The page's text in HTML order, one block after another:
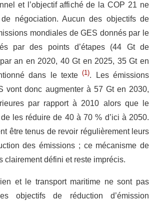
et l’objectif affiché de la COP 21 ne
négociation. Aucun des objectifs de
mondiales de GES donnés par le
par des points d’étapes (44 Gt de
an en 2020, 40 Gt en 2025, 35 Gt en
dans le texte(1). Les émissions
vont donc augmenter à 57 Gt en 2030,
par rapport à 2010 alors que le
les réduire de 40 à 70 % d’ici à 2050.
être tenus de revoir régulièrement leurs
des émissions ; ce mécanisme de
clairement défini et reste imprécis.
et le transport maritime ne sont pas
objectifs de réduction d’émission